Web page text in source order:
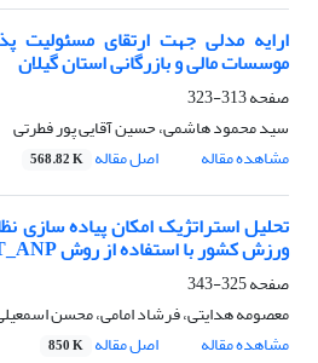
ارایه مدلی جهت ارتقای مسئولیت
موسسات مالی و بازرگانی استان گیلان
صفحه313-323
سید محمود هاشمی، حسین آقایی پور فطرتی
مشاهده مقاله
اصل مقاله 568.82 K
تحلیل استراتژیک امکان پیاده سازی
ورزش کشور با استفاده از روش SWOT_ANP
صفحه325-343
معصومه هدایتی، فرشاد امامی، محسن
مشاهده مقاله
اصل مقاله 850 K